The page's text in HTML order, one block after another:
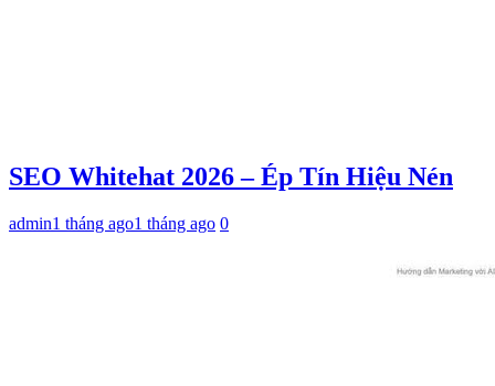
SEO Whitehat 2026 – Ép Tín Hiệu Nén
admin1 tháng ago1 tháng ago 0